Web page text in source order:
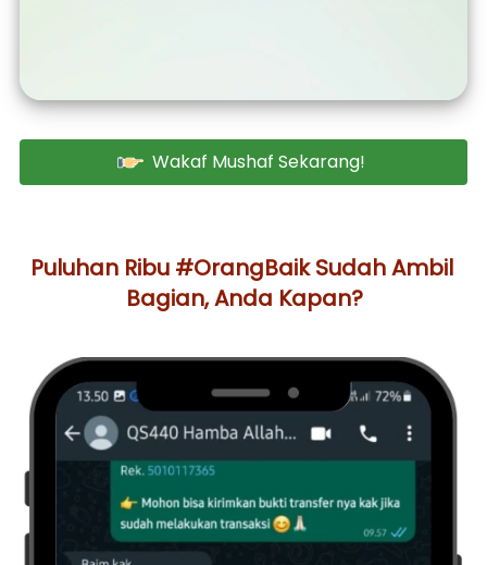
` Wakaf Mushaf Sekarang!
Puluhan Ribu #OrangBaik Sudah Ambil
Bagian, Anda Kapan?